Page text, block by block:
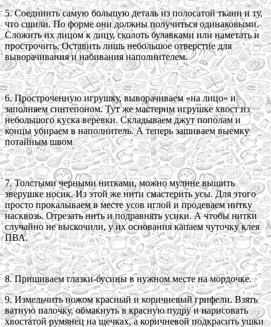
5. Соединить самую большую деталь из полосатой ткани и ту,
что сшили. По форме они должны получиться одинаковыми.
Сложить их лицом к лицу, сколоть булавками или наметать и
прострочить. Оставить лишь небольшое отверстие для
выворачивания и набивания наполнителем.
6. Простроченную игрушку, выворачиваем «на лицо» и
заполняем синтепоном. Тут же мастерим игрушке хвост из
небольшого куска веревки. Складываем джут пополам и
концы убираем в наполнитель. А теперь зашиваем выемку
потайным швом
7. Толстыми черными нитками, можно мулине вышить
зверушке носик. Из этой же нити смастерить усы. Для этого
просто прокалываем в месте усов иглой и продеваем нитку
насквозь. Отрезать нить и подравнять усики. А чтобы нитки
случайно не выскочили, у их основания капаем чуточку клея
ПВА.
8. Пришиваем глазки-бусины в нужном месте на мордочке.
9. Измельчить ножом красный и коричневый грифели. Взять
ватную палочку, обмакнуть в красную пудру и нарисовать
хвостатой румянец на щечках, а коричневой подкрасить ушки